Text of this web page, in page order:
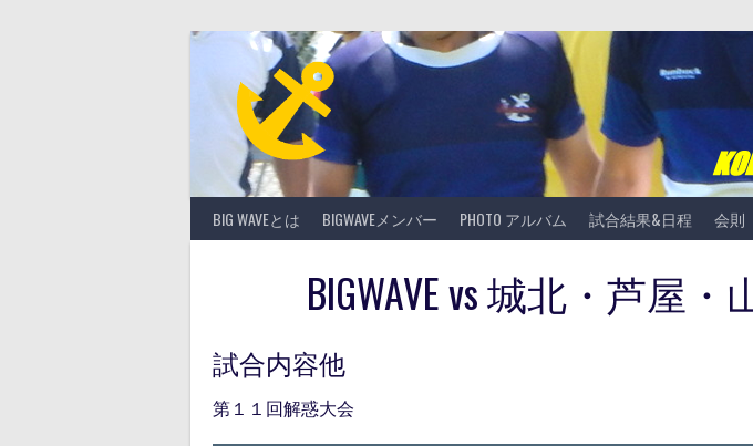
BIG WAVEとは BIGWAVEメンバー PHOTO アルバム 試合結果&日程 会則
BIGWAVE vs 城北・芦屋・
試合内容他
第１１回解惑大会